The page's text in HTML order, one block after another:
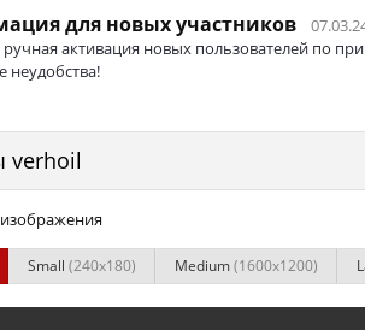
для новых участников
активация новых пользователей по
неудобства!
verhoil
Small (240x180) Medium(1600x1200)